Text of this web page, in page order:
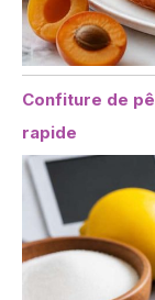
Confiture de
rapide